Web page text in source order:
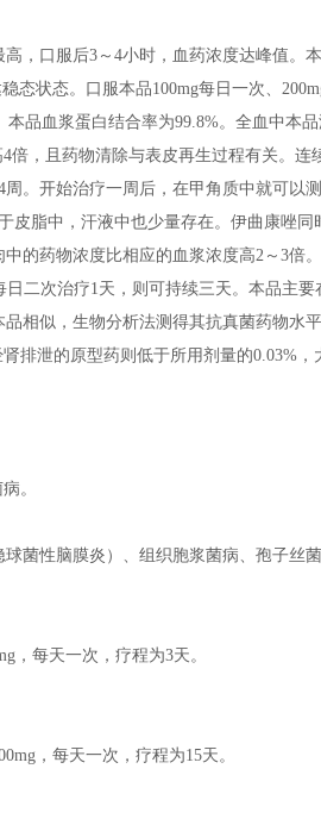
，口服后3～4小时，血药浓度达峰值。
态状态。口服本品100mg每日一次、
品血浆蛋白结合率为99.8%。全血中本
，且药物清除与表皮再生过程有关。连
。开始治疗一周后，在甲角质中就可以
皮脂中，汗液中也少量存在。伊曲康唑同
的药物浓度比相应的血浆浓度高2～3倍
二次治疗1天，则可持续三天。本品主
相似，生物分析法测得其抗真菌药物水
排泄的原型药则低于所用剂量的0.03%，
。
菌性脑膜炎）、组织胞浆菌病、孢子丝
，每天一次，疗程为3天。
，每天一次，疗程为15天。